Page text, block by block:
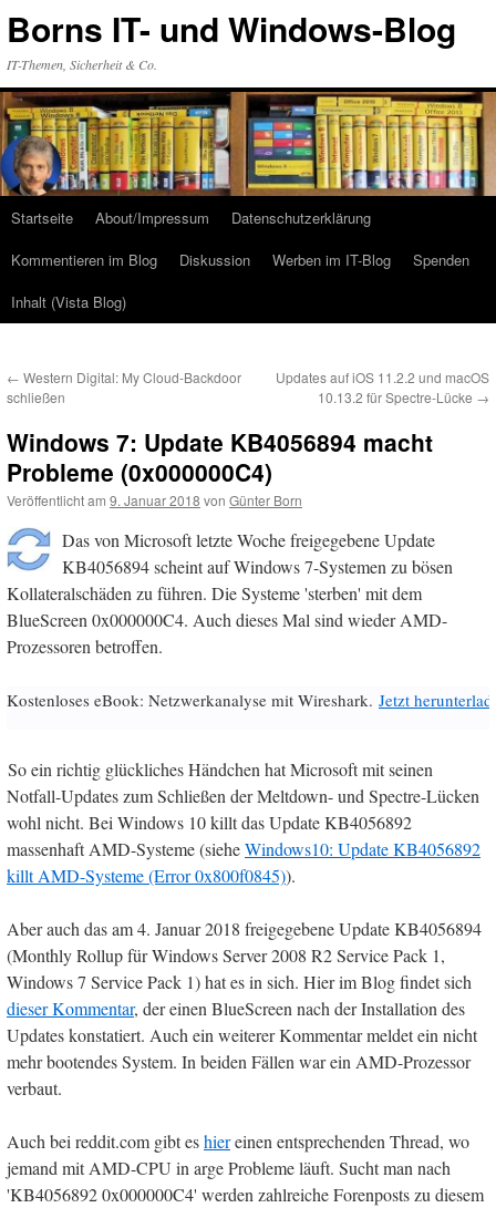
Inhalt
Borns IT- und Windows-Blog
IT-Themen, Sicherheit & Co.
Startseite About/Impressum
Datenschutzerklärung
Kommentieren im Blog
Diskussion Werben im IT-Blog
Spenden
Inhalt (Vista Blog)
← Western Digital: My Cloud-Backdoor
schließen
Updates auf iOS 11.2.2 und macOS
10.13.2 für Spectre-Lücke →
Windows 7: Update KB4056894 macht
Probleme (0x000000C4)
Veröffentlicht am 9. Januar 2018 von Günter Born
Das von Microsoft letzte Woche freigegebene Update
KB4056894 scheint auf Windows 7-Systemen zu bösen
Kollateralschäden zu führen. Die Systeme 'sterben' mit dem
BlueScreen 0x000000C4. Auch dieses Mal sind wieder AMD-
Prozessoren betroffen.
Kostenloses eBook: Netzwerkanalyse mit Wireshark. Jetzt
So ein richtig glückliches Händchen hat Microsoft mit seinen
Notfall-Updates zum Schließen der Meltdown- und Spectre-Lücken
wohl nicht. Bei Windows 10 killt das Update KB4056892
massenhaft AMD-Systeme (sieheWindows10: Update KB4056892
killt AMD-Systeme (Error 0x800f0845)).
Aber auch das am 4. Januar 2018 freigegebene Update KB4056894
(Monthly Rollup für Windows Server 2008 R2 Service Pack 1,
Windows 7 Service Pack 1) hat es in sich. Hier im Blog findet sich
dieser Kommentar, der einen BlueScreen nach der Installation des
Updates konstatiert. Auch ein weiterer Kommentar meldet ein nicht
mehr bootendes System. In beiden Fällen war ein AMD-Prozessor
verbaut.
Auch bei reddit.com gibt eshiereinen entsprechenden Thread, wo
jemand mit AMD-CPU in arge Probleme läuft. Sucht man nach
'KB4056892 0x000000C4' werden zahlreiche Forenposts zu diesem